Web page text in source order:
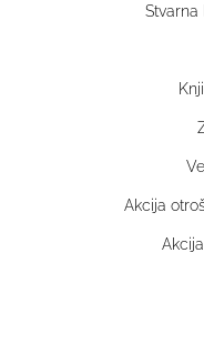
Stvarna
Akcija